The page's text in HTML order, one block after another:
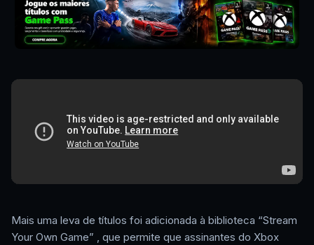
Mais uma leva de títulos foi adicionada à biblioteca “Stream
Your Own Game” , que permite que assinantes do Xbox